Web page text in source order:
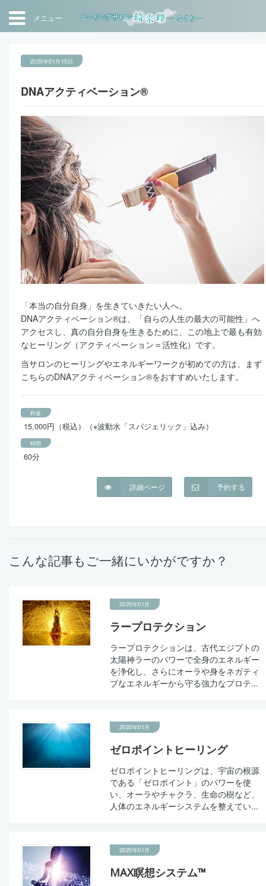
メニュー
2020年01月15日
DNAアクティベーション®
「本当の自分自身」を生きていきたい人へ。
DNAアクティベーション®は、「自らの人生の最大の可能性」へ
アクセスし、真の自分自身を生きるために、この地上で最も有効
なヒーリング（アクティベーション＝活性化）です。
当サロンのヒーリングやエネルギーワークが初めての方は、まず
こちらのDNAアクティベーション®をおすすめいたします。
料金
15,000円（税込）（※波動水「スパジェリック」込み）
時間
60分
予約する
詳細ページ
こんな記事もご一緒にいかがですか？
2020年01月
ラープロテクション
ラープロテクションは、古代エジプトの
太陽神ラーのパワーで全身のエネルギー
を浄化し、さらにオーラや身をネガティ
ブなエネルギーから守る強力なプロテ...
2020年01月
ゼロポイントヒーリング
ゼロポイントヒーリングは、宇宙の根源
である「ゼロポイント」のパワーを使
い、オーラやチャクラ、生命の樹など、
人体のエネルギーシステムを整えてい...
2020年01月
MAX瞑想システム™